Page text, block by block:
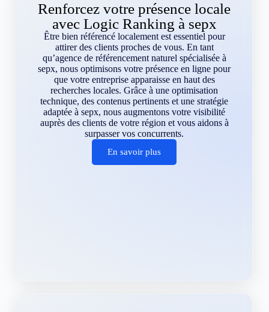
Renforcez votre présence locale
avec Logic Ranking à sepx
Être bien référencé localement est essentiel pour
attirer des clients proches de vous. En tant
qu’agence de référencement naturel spécialisée à
sepx, nous optimisons votre présence en ligne pour
que votre entreprise apparaisse en haut des
recherches locales. Grâce à une optimisation
technique, des contenus pertinents et une stratégie
adaptée à sepx, nous augmentons votre visibilité
auprès des clients de votre région et vous aidons à
surpasser vos concurrents.
En savoir plus